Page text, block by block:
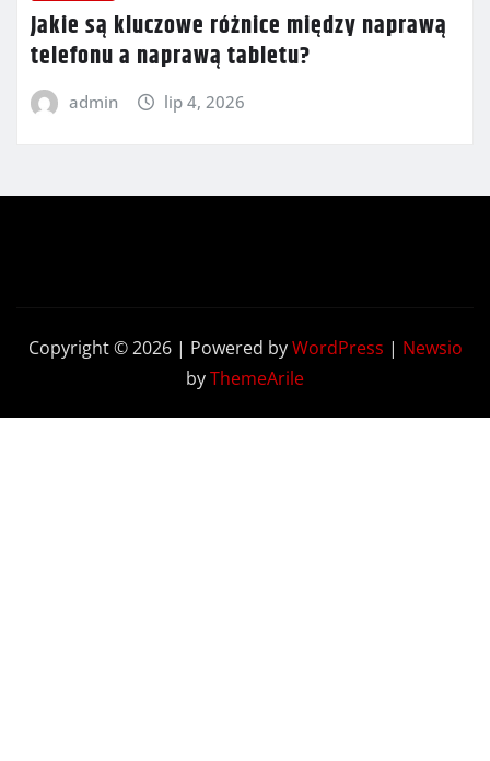
Jakie są kluczowe różnice między naprawą
telefonu a naprawą tabletu?
admin lip 4, 2026
Copyright © 2026 | Powered byWordPress | Newsio
byThemeArile